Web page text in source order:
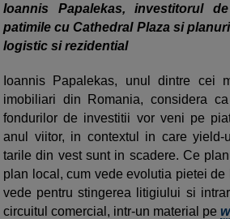
Ioannis Papalekas, investitorul
patimile cu Cathedral Plaza si
logistic si rezidential
Ioannis Papalekas, unul dintre cei
imobiliari din Romania, considera
fondurilor de investitii vor veni pe
anul viitor, in contextul in care yield-
tarile din vest sunt in scadere. Ce
plan local, cum vede evolutia pietei
vede pentru stingerea litigiului si
circuitul comercial, intr-un material pe